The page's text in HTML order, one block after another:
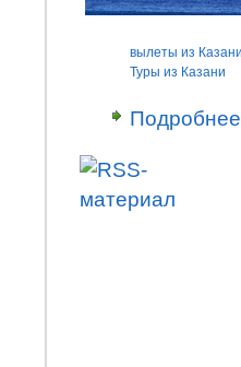
вылеты из
Туры из Казани
Подробнее